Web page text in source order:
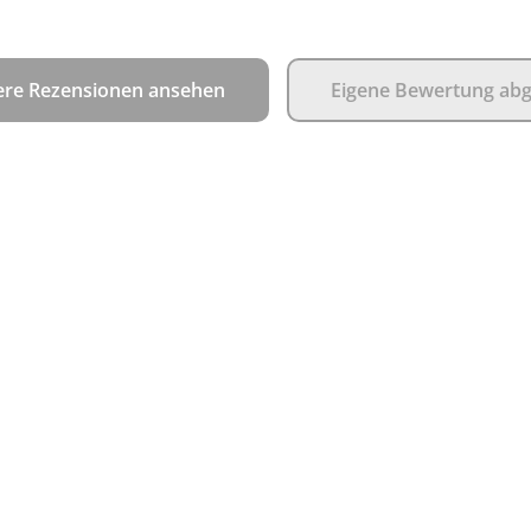
Rezensionen ansehen Eigene Bewertung